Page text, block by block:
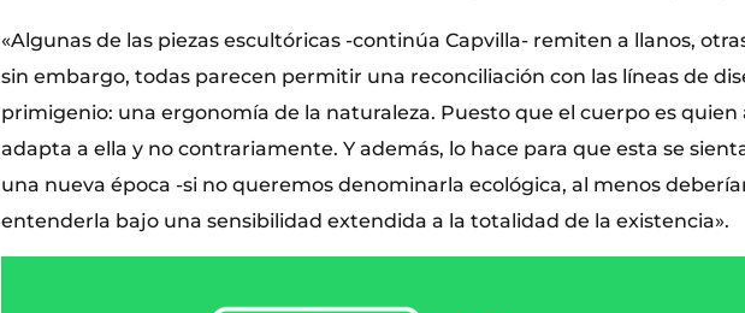
«Algunas de las piezas escultóricas -continúa Capvilla- remiten a llanos,
sin embargo, todas parecen permitir una reconciliación con las líneas de
primigenio: una ergonomía de la naturaleza. Puesto que el cuerpo es quien
adapta a ella y no contrariamente. Y además, lo hace para que esta se
una nueva época -si no queremos denominarla ecológica, al menos
entenderla bajo una sensibilidad extendida a la totalidad de la existencia».